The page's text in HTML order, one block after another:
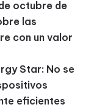
octubre de
las
con un valor
Star: No se
eficientes